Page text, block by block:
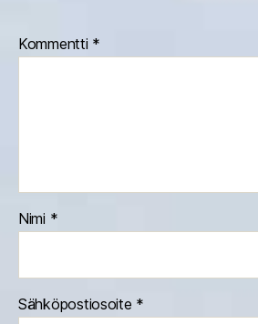
Kommentti *
Nimi *
Sähköpostiosoite *